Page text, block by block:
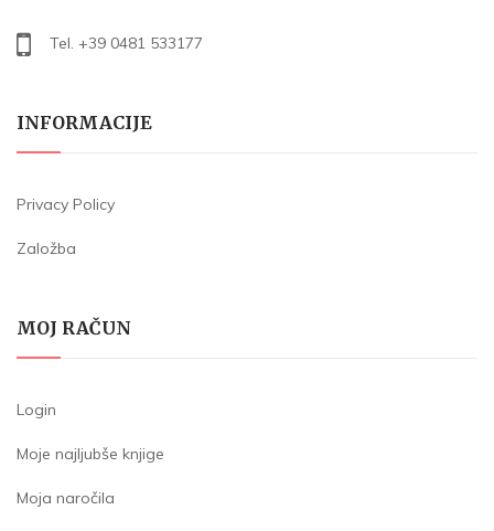
Tel. +39 0481 533177
INFORMACIJE
Privacy Policy
Založba
MOJ RAČUN
Login
Moje najljubše knjige
Moja naročila